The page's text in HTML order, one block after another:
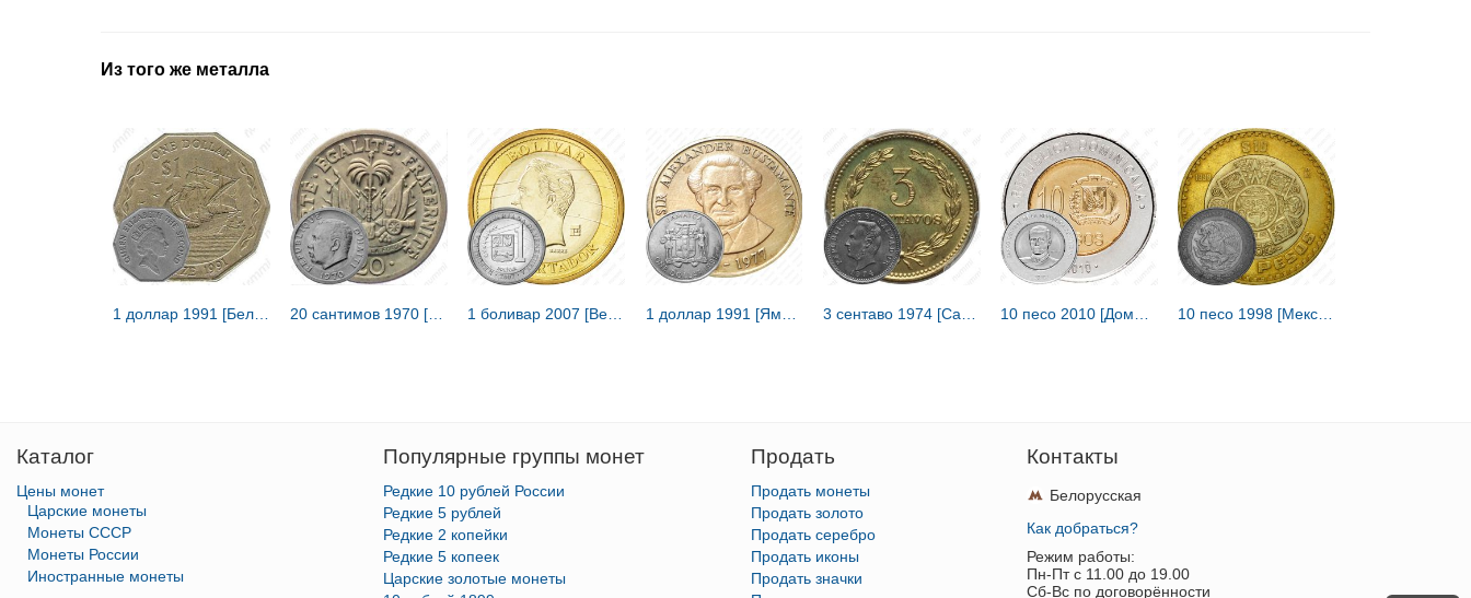
Из того же металла
Каталог
Цены монет
Царские монеты
Монеты СССР
Монеты России
Иностранные монеты
Популярные группы монет
Редкие 10 рублей России
Редкие 5 рублей
Редкие 2 копейки
Редкие 5 копеек
Царские золотые монеты
Продать
Продать монеты
Продать золото
Продать серебро
Продать иконы
Продать значки
Контакты
Белорусская
Как добраться?
Режим работы:
Пн-Пт c 11.00 до 19.00
Сб-Вс по договорённости